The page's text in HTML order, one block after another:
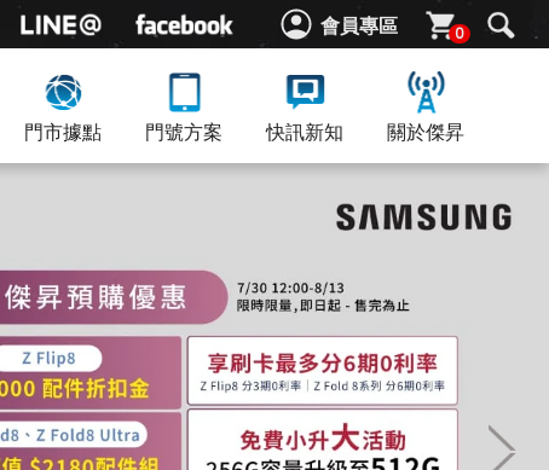
會員專區 0
門市據點 門號方案 快訊新知 關於傑昇